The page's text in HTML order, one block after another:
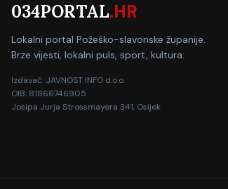
034PORTAL.HR
Lokalni portal Požeško-slavonske županije.
Brze vijesti, lokalni puls, sport, kultura.
Izdavač: JAVNOST INFO d.o.o.
OIB: 81866746905
Josipa Jurja Strossmayera 341, Osijek